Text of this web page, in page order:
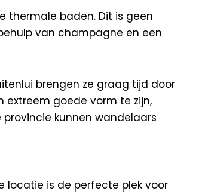
thermale baden. Dit is geen
van champagne en een
brengen ze graag tijd door
extreem goede vorm te zijn,
kunnen wandelaars
locatie is de perfecte plek voor